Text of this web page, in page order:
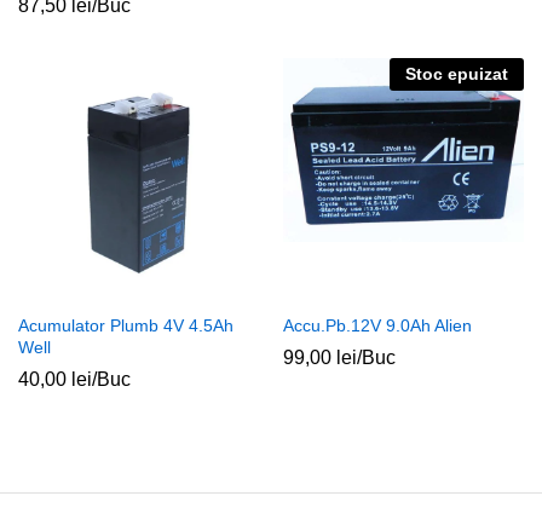
87,50 lei/Buc
Acumulator Plumb 4V 4.5Ah
Well
40,00 lei/Buc
Stoc epuizat
Accu.Pb.12V 9.0Ah Alien
99,00 lei/Buc